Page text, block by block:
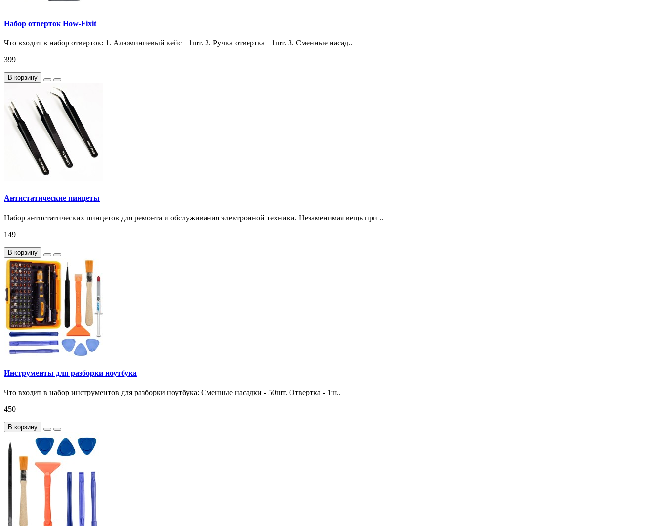
Набор отверток How-Fixit
Что входит в набор отверток: 1. Алюминиевый кейс - 1шт. 2. Ручка-отвертка - 1шт. 3. Сменные насад..
399
В корзину
Антистатические пинцеты
Набор антистатических пинцетов для ремонта и обслуживания электронной техники. Незаменимая вещь при ..
149
В корзину
Инструменты для разборки ноутбука
Что входит в набор инструментов для разборки ноутбука: Сменные насадки - 50шт. Отвертка - 1ш..
450
В корзину